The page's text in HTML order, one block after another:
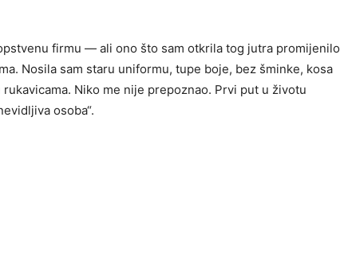
firmu — ali ono što sam otkrila tog jutra promijenilo
Nosila sam staru uniformu, tupe boje, bez šminke, kosa
Niko me nije prepoznao. Prvi put u životu
osoba“.